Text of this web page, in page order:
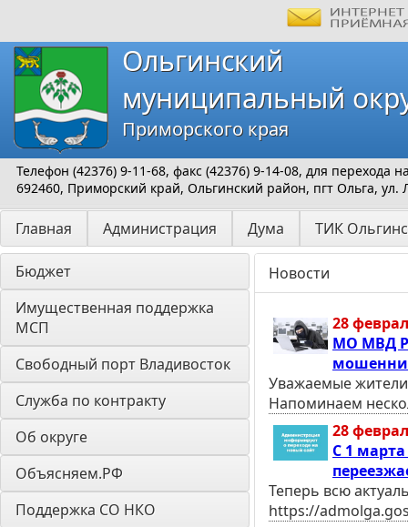
Ольгинский
муниципальный
Приморского края
Телефон (42376) 9-11-68, факс (42376) 9-14-08, для перехода
692460, Приморский край, Ольгинский район, пгт Ольга, ул.
Главная Администрация Дума ТИК
Бюджет
Имущественная поддержка
МСП
Свободный порт Владивосток
Служба по контракту
Об округе
Объясняем.РФ
Поддержка СО НКО
Новости
28
МО МВД
Уважаемые жители
Напоминаем
28
С 1
Теперь всю
https://